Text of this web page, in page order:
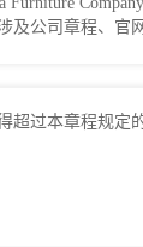
及公司章程、官
超过本章程规定